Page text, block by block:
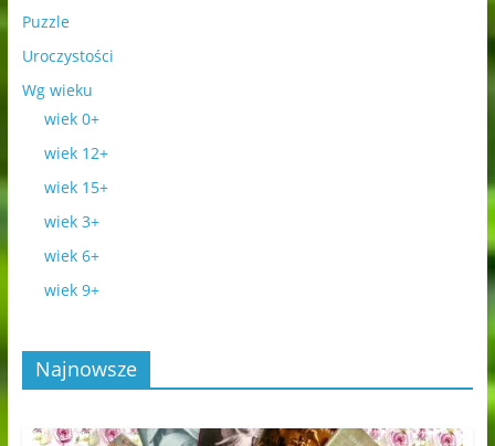
Puzzle
Uroczystości
Wg wieku
wiek 0+
wiek 12+
wiek 15+
wiek 3+
wiek 6+
wiek 9+
Najnowsze